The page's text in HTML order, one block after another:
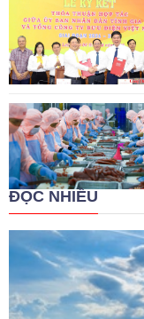
ĐỌC NHIỀU